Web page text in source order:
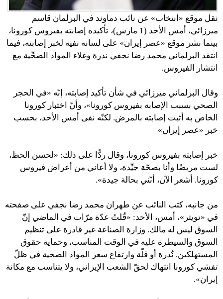
نقل موقع «انتخاب» عن نائب دماوند في البرلمان قاسم
ميرزائي، أمس الأحد (1 مارس)، تأكيده إصابته بفيروس كورونا،
بينما نشر موقع «عصر إيران» على لسانه نفيه لخبر إصابته، فيما
انتقد البرلماني محمد رضا نجفي ندرة وغلاء المواد الصحِّية مع
انتشار الفيروس.
وقال البرلماني ميرزائي في شأن تأكيد إصابته، إنّه «في الحجر
الصحي بسبب الإصابة بفيروس كورونا»، وأنّ اختبار كورونا
الخاص به أثبت إصابته بالمرض. لكنّه نفى أمس الأحد، بحسب
خبر «عصر إيران»
خبر إصابته بفيروس كورونا، وقال ردًّا على ذلك: «لحسن الحظ،
لست مريضًا وأنا بصحّة جيِّدة، ولا أعاني من أعراض فيروس
كورونا. أشعر الآن، أنّني بحالة جيدة».
من جانبه، كتب النائب عن طهران محمد رضا نجفي على صفحته
في «تويتر»، أمس، الأحد: «قُلتُ عدّة مرّات في الماضي إنّ
السوق ليس له مالك. وزارة الصناعة غير قادرة على تنظيم
السوق والسيطرة عليه في الوقت المناسب، وحماية حقوق
المستهلكين. نُدرة أو قلّة وارتفاع سعر المواد الصحية في ظلّ
تفشي كورونا انتهاك لحقّ الشعب الإيراني، ولا يتناسب مع مكانة
إيران».